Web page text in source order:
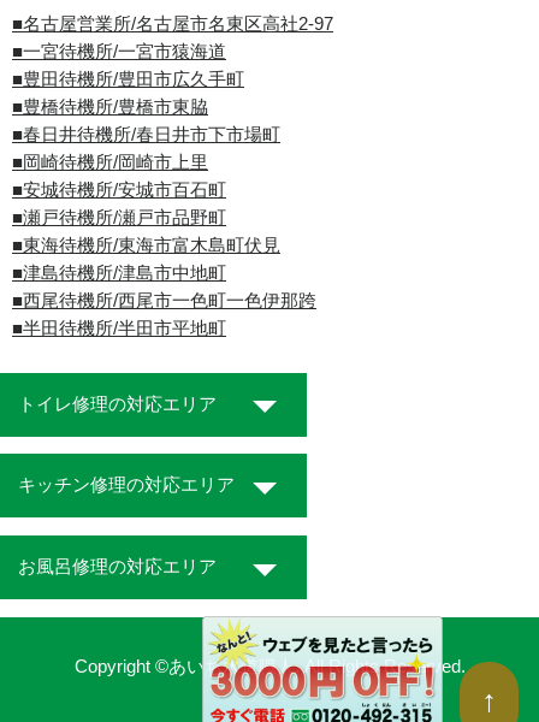
■名古屋営業所/名古屋市名東区高社2-97
■一宮待機所/一宮市猿海道
■豊田待機所/豊田市広久手町
■豊橋待機所/豊橋市東脇
■春日井待機所/春日井市下市場町
■岡崎待機所/岡崎市上里
■安城待機所/安城市百石町
■瀬戸待機所/瀬戸市品野町
■東海待機所/東海市富木島町伏見
■津島待機所/津島市中地町
■西尾待機所/西尾市一色町一色伊那跨
■半田待機所/半田市平地町
トイレ修理の対応エリア
キッチン修理の対応エリア
お風呂修理の対応エリア
Copyright ©あいち水道職人. All Rights Reserved.
↑